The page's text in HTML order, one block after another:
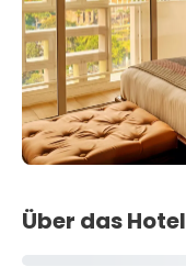
Über das Hotel